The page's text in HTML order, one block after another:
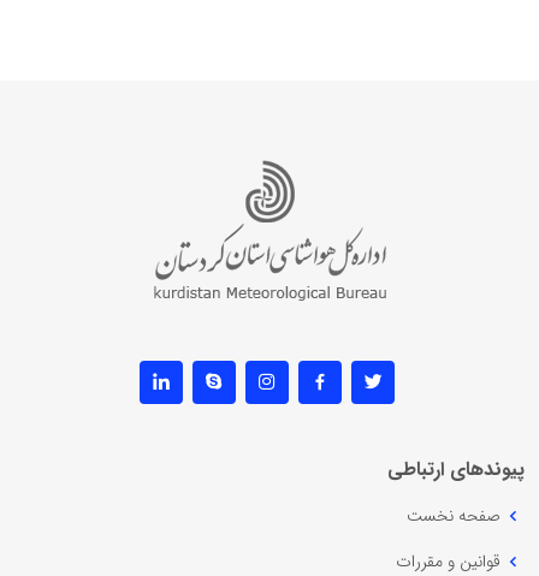
پیوندهای ارتباطی
صفحه نخست
قوانین و مقررات